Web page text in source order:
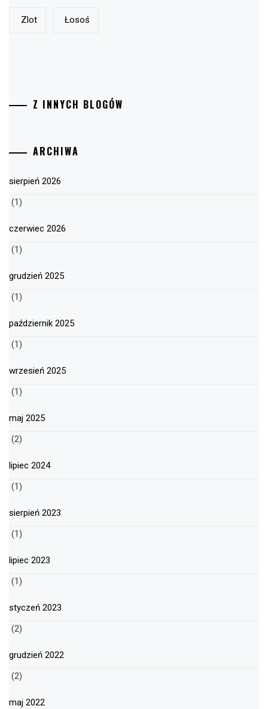
Zlot Łosoś
Z INNYCH BLOGÓW
ARCHIWA
sierpień 2026
(1)
czerwiec 2026
(1)
grudzień 2025
(1)
październik 2025
(1)
wrzesień 2025
(1)
maj 2025
(2)
lipiec 2024
(1)
sierpień 2023
(1)
lipiec 2023
(1)
styczeń 2023
(2)
grudzień 2022
(2)
maj 2022